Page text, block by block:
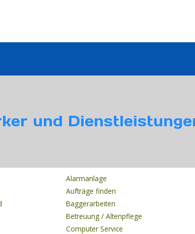
und
Alarmanlage
Aufträge finden
Baggerarbeiten
Betreuung / Altenpflege
Computer Service